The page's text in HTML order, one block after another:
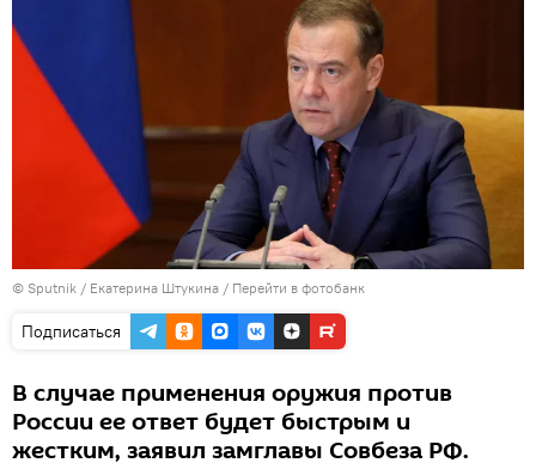
© Sputnik / Екатерина Штукина / Перейти в фотобанк
Подписаться
В случае применения оружия против
России ее ответ будет быстрым и
жестким, заявил замглавы Совбеза РФ.